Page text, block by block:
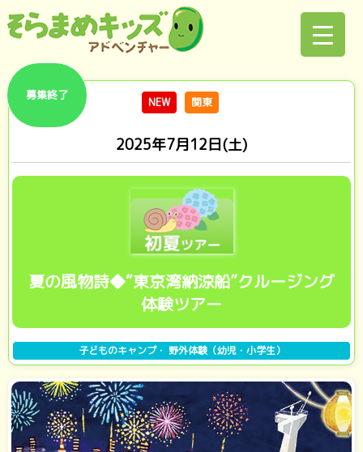
募集終了 NEW 関東
2025年7月12日(土)
夏の風物詩◆“東京湾納涼船”クルージング
体験ツアー
子どものキャンプ・ 野外体験（幼児・小学生）